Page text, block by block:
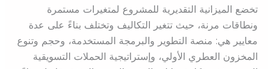
تخضع الميزانية التقديرية للمشروع لمتغيرات مستمرة
ونطاقات مرنة، حيث تتغير التكاليف وتختلف بناءً على عدة
معايير هي: منصة التطوير والبرمجة المستخدمة، وحجم وتنوع
المخزون العطري الأولي، وإستراتيجية الحملات التسويقية